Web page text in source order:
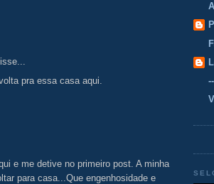
pra essa casa aqui.
e me detive no primeiro post. A minha
para casa...Que engenhosidade e